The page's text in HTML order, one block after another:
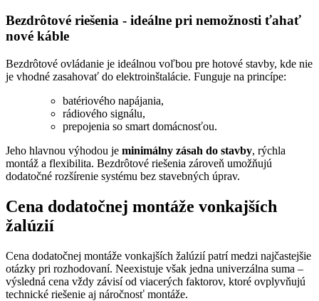
Bezdrôtové riešenia - ideálne pri nemožnosti ťahať
nové káble
Bezdrôtové ovládanie je ideálnou voľbou pre hotové stavby, kde nie
je vhodné zasahovať do elektroinštalácie. Funguje na princípe:
batériového napájania,
rádiového signálu,
prepojenia so smart domácnosťou.
Jeho hlavnou výhodou je minimálny zásah do stavby, rýchla
montáž a flexibilita. Bezdrôtové riešenia zároveň umožňujú
dodatočné rozšírenie systému bez stavebných úprav.
Cena dodatočnej montáže vonkajších
žalúzií
Cena dodatočnej montáže vonkajších žalúzií patrí medzi najčastejšie
otázky pri rozhodovaní. Neexistuje však jedna univerzálna suma –
výsledná cena vždy závisí od viacerých faktorov, ktoré ovplyvňujú
technické riešenie aj náročnosť montáže.